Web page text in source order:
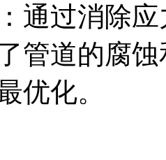
通过消除
管道的腐
优化。